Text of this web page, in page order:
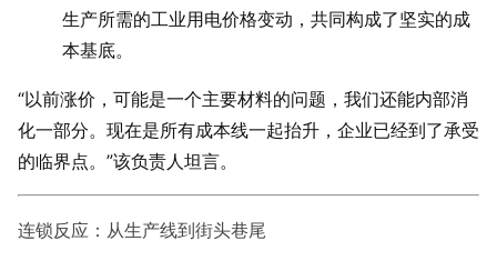
生产所需的工业用电价格变动，共同构成了坚实的成
本基底。
“以前涨价，可能是一个主要材料的问题，我们还能内部消
化一部分。现在是所有成本线一起抬升，企业已经到了承受
的临界点。”该负责人坦言。
连锁反应：从生产线到街头巷尾